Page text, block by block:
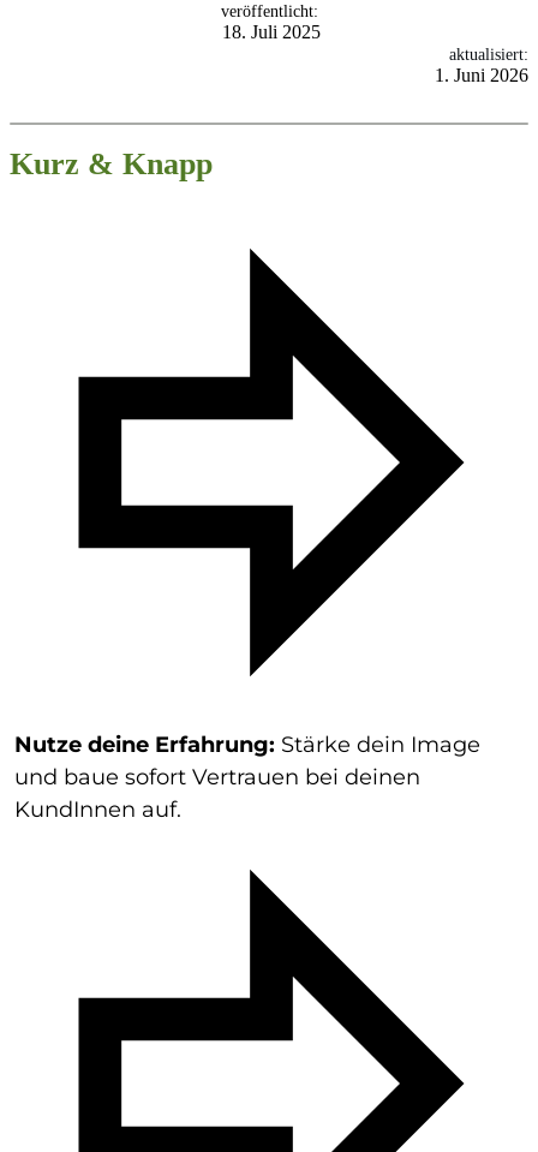
veröffentlicht:
18. Juli 2025
aktualisiert:
1. Juni 2026
Kurz & Knapp
Nutze deine Erfahrung: Stärke dein Image
und baue sofort Vertrauen bei deinen
KundInnen auf.